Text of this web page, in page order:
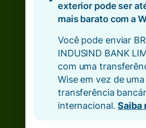
exterior pode ser
mais barato com a
Você pode enviar
INDUSIND BANK
com uma
Wise em vez de uma
transferência
internacional.Saiba